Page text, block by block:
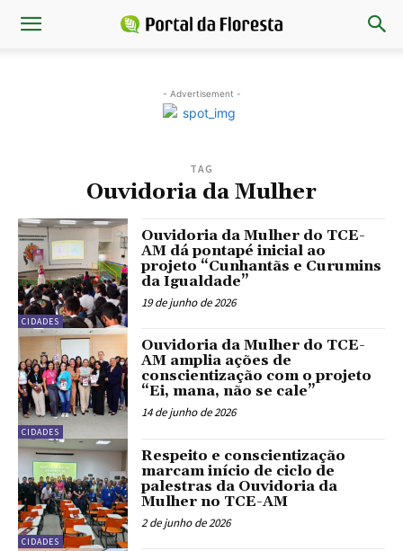
- Advertisement -
TAG
Ouvidoria da Mulher
CIDADES
Ouvidoria da Mulher do TCE-
AM dá pontapé inicial ao
projeto “Cunhantãs e Curumins
da Igualdade”
19 de junho de 2026
CIDADES
Ouvidoria da Mulher do TCE-
AM amplia ações de
conscientização com o projeto
“Ei, mana, não se cale”
14 de junho de 2026
CIDADES
Respeito e conscientização
marcam início de ciclo de
palestras da Ouvidoria da
Mulher no TCE-AM
2 de junho de 2026